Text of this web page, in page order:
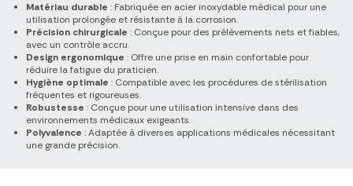
Matériau durable : Fabriquée en acier inoxydable médical pour une
utilisation prolongée et résistante à la corrosion.
Précision chirurgicale : Conçue pour des prélèvements nets et fiables,
avec un contrôle accru.
Design ergonomique : Offre une prise en main confortable pour
réduire la fatigue du praticien.
Hygiène optimale : Compatible avec les procédures de stérilisation
fréquentes et rigoureuses.
Robustesse : Conçue pour une utilisation intensive dans des
environnements médicaux exigeants.
Polyvalence : Adaptée à diverses applications médicales nécessitant
une grande précision.